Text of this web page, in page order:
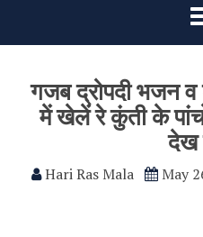
गजब द्रोपदी भजन
में खेलें रे कुंती के
देख
Hari Ras Mala May